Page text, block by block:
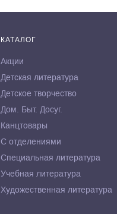
КАТАЛОГ
Акции
Детская литература
Детское творчество
Дом. Быт. Досуг.
Канцтовары
С отделениями
Специальная литература
Учебная литература
Художественная литература